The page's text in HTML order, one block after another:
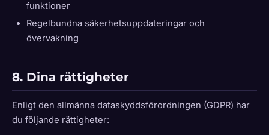
funktioner
Regelbundna säkerhetsuppdateringar och
övervakning
8. Dina rättigheter
Enligt den allmänna dataskyddsförordningen (GDPR) har
du följande rättigheter: